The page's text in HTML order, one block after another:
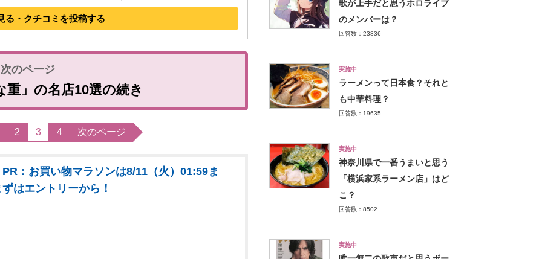
る・クチコミを投稿する
重」の名店10選の続き
2 3 4 次のページ
：お買い物マラソンは8/11（火）01:59ま
はエントリーから！
歌が上手だと思うホロライブ
のメンバーは？
回答数：23836
実施中
ラーメンって日本食？それと
も中華料理？
回答数：19635
実施中
神奈川県で一番うまいと思う
「横浜家系ラーメン店」はど
こ？
回答数：8502
実施中